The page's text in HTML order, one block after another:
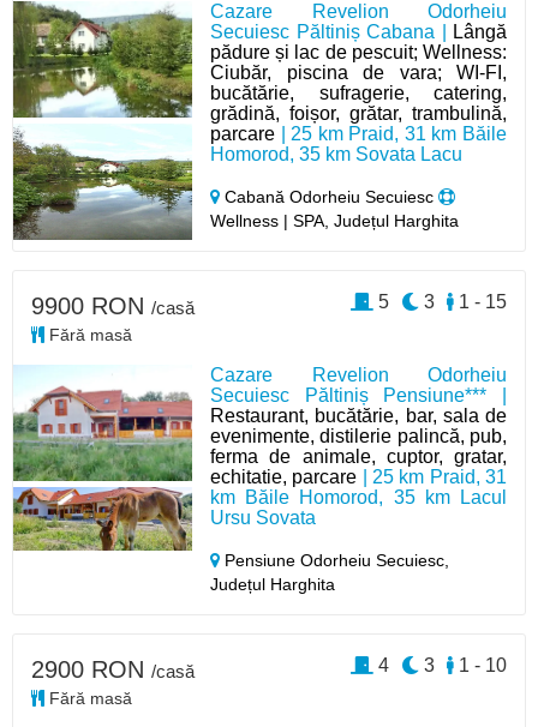
Cazare Revelion Odorheiu
Secuiesc Păltiniș Cabana |
Lângă
pădure și lac de pescuit; Wellness:
Ciubăr, piscina de vara; WI-FI,
bucătărie, sufragerie, catering,
grădină, foișor, grătar, trambulină,
parcare | 25 km Praid, 31 km Băile
Homorod, 35 km Sovata Lacu
Cabană Odorheiu Secuiesc
Wellness | SPA, Județul Harghita
Cazare Revelion Odorheiu
Secuiesc Păltiniș Pensiune*** |
Restaurant, bucătărie, bar, sala de
evenimente, distilerie palincă, pub,
ferma de animale, cuptor, gratar,
echitatie, parcare | 25 km Praid, 31
km Băile Homorod, 35 km Lacul
Ursu Sovata
Pensiune Odorheiu Secuiesc,
Județul Harghita
9900 RON /casă
Fără masă
1 - 15
3
5
2900 RON /casă
Fără masă
1 - 10
3
4